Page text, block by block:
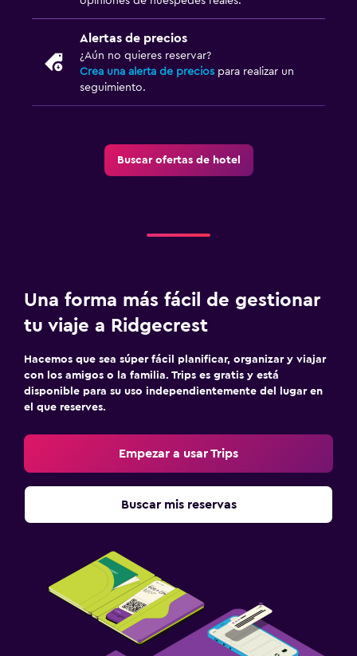
Alertas de precios
¿Aún no quieres reservar?
Crea una alerta de precios para realizar un
seguimiento.
Buscar ofertas de hotel
Una forma más fácil de gestionar
tu viaje a Ridgecrest
Hacemos que sea súper fácil planificar, organizar y viajar
con los amigos o la familia. Trips es gratis y está
disponible para su uso independientemente del lugar en
el que reserves.
Empezar a usar Trips
Buscar mis reservas